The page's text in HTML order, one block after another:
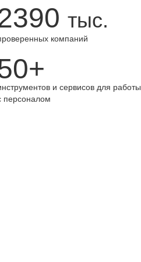
тыс.
компаний
и сервисов для работы
персоналом